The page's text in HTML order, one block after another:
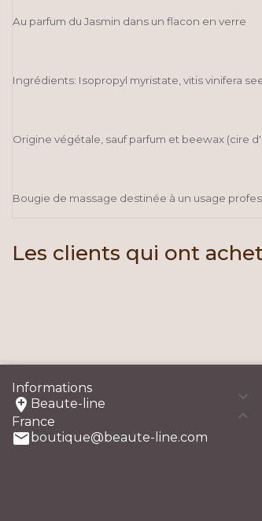
Au parfum du Jasmin dans un flacon en verre
Ingrédients: Isopropyl myristate, vitis vinifera
Origine végétale, sauf parfum et beewax (cire
Bougie de massage destinée à un usage
Les clients qui ont
Informations


 Beaute-line
France
boutique@beaute-line.com